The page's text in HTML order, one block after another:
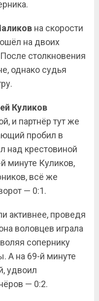
на скорости
на двоих
столкновения
однако судья
Куликов
и партнёр тут же
пробил в
над крестовиной
минуте Куликов,
всё же
— 0:1.
активнее, проведя
воловцев играла
сопернику
А на 69-й минуте
удвоил
— 0:2.